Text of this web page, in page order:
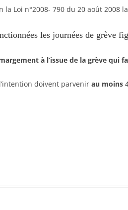
la Loi n°2008- 790 du 20 août 2008
les journées de grève
à l’issue de la grève qui
doivent parvenir au moins